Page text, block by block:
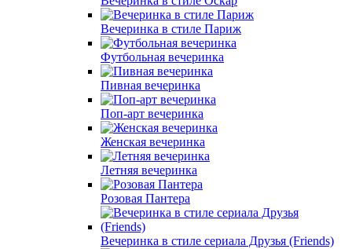
Вечеринка в стиле Париж
Футбольная вечеринка
Пивная вечеринка
Поп-арт вечеринка
Женская вечеринка
Летняя вечеринка
Розовая Пантера
Вечеринка в стиле сериала Друзья (Friends)